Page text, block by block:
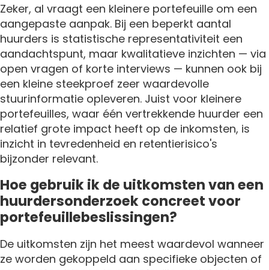
Zeker, al vraagt een kleinere portefeuille om een
aangepaste aanpak. Bij een beperkt aantal
huurders is statistische representativiteit een
aandachtspunt, maar kwalitatieve inzichten — via
open vragen of korte interviews — kunnen ook bij
een kleine steekproef zeer waardevolle
stuurinformatie opleveren. Juist voor kleinere
portefeuilles, waar één vertrekkende huurder een
relatief grote impact heeft op de inkomsten, is
inzicht in tevredenheid en retentierisico's
bijzonder relevant.
Hoe gebruik ik de uitkomsten van een
huurdersonderzoek concreet voor
portefeuillebeslissingen?
De uitkomsten zijn het meest waardevol wanneer
ze worden gekoppeld aan specifieke objecten of